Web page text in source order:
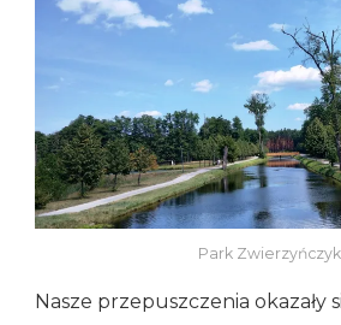
Park Zwierzyńczyk
Nasze przepuszczenia okazały